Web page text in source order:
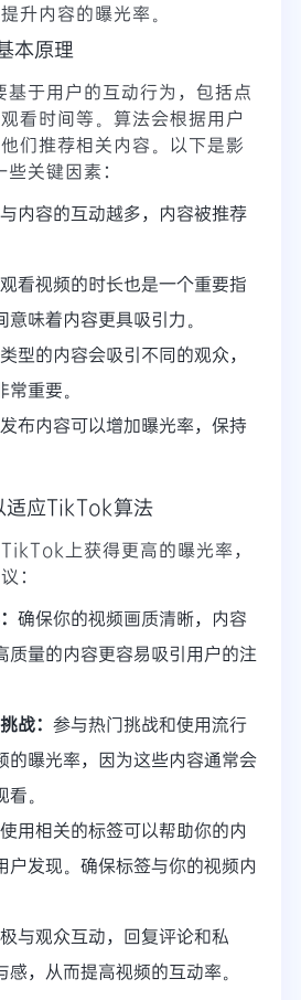
升内容的曝光率。
本原理
于用户的互动行为，包括点
看时间等。算法会根据用户
们推荐相关内容。以下是影
关键因素：
内容的互动越多，内容被推荐
看视频的时长也是一个重要指
味着内容更具吸引力。
型的内容会吸引不同的观众，
重要。
布内容可以增加曝光率，保持
适应TikTok算法
上获得更高的曝光率，
：
确保你的视频画质清晰，内容
质量的内容更容易吸引用户的注
战： 参与热门挑战和使用流行
的曝光率，因为这些内容通常会
。
使用相关的标签可以帮助你的内
户发现。确保标签与你的视频内
与观众互动，回复评论和私
，从而提高视频的互动率。